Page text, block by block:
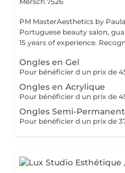
PM MasterAesthetics by
Portuguese beauty salon,
15 years of experience.
Ongles en Gel
Ongles en Acrylique
Ongles Semi-Permanent